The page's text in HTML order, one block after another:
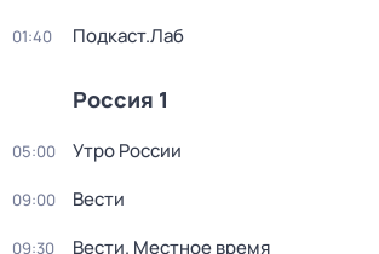
01:40 Подкаст.Лаб
Россия 1
05:00 Утро России
09:00 Вести
09:30 Вести. Местное время